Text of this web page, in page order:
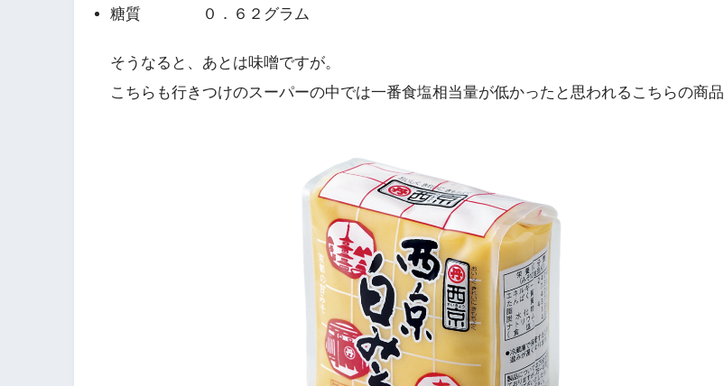
糖質 ０．６２グラム
そうなると、あとは味噌ですが。
こちらも行きつけのスーパーの中では一番食塩相当量が低かったと思われるこちらの商品